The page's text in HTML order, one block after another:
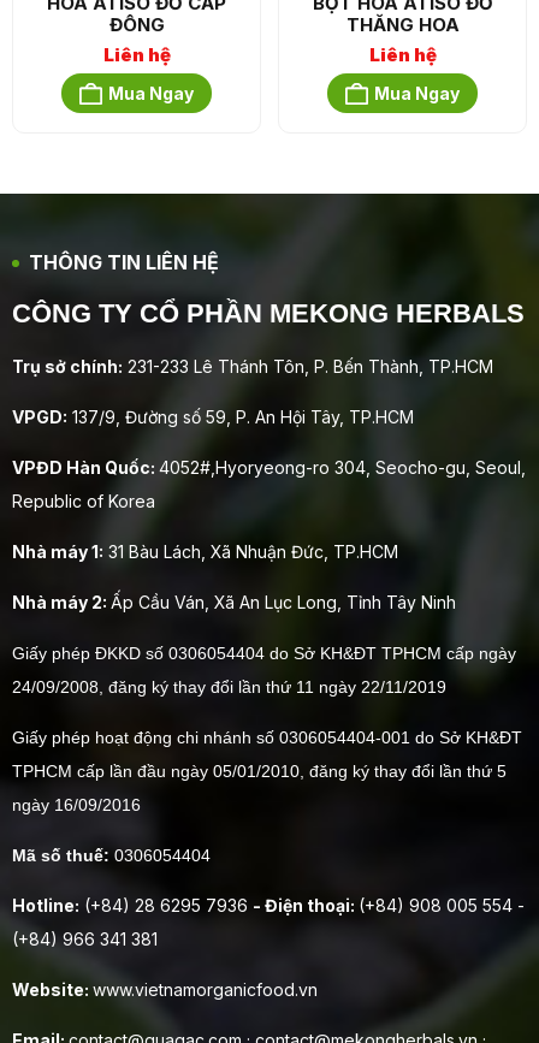
ĐÔNG
Liên hệ
Mua Ngay
THĂNG HOA
Liên hệ
Mua Ngay
THÔNG TIN LIÊN HỆ
CÔNG TY CỔ PHẦN MEKONG HERBALS
Trụ sở chính: 231-233 Lê Thánh Tôn, P. Bến Thành, TP.HCM
VPGD: 137/9, Đường số 59, P. An Hội Tây, TP.HCM
VPĐD Hàn Quốc: 4052#,Hyoryeong-ro 304, Seocho-gu, Seoul,
Republic of Korea
Nhà máy 1: 31 Bàu Lách, Xã Nhuận Đức, TP.HCM
Nhà máy 2: Ấp Cầu Ván, Xã An Lục Long, Tỉnh Tây Ninh
Giấy phép ĐKKD số 0306054404 do Sở KH&ĐT TPHCM cấp ngày
24/09/2008, đăng ký thay đổi lần thứ 11 ngày 22/11/2019
Giấy phép hoạt động chi nhánh số 0306054404-001 do Sở KH&ĐT
TPHCM cấp lần đầu ngày 05/01/2010, đăng ký thay đổi lần thứ 5
ngày 16/09/2016
Mã số thuế: 0306054404
Hotline: (+84) 28 6295 7936 - Điện thoại: (+84) 908 005 554 -
(+84) 966 341 381
Website: www.vietnamorganicfood.vn